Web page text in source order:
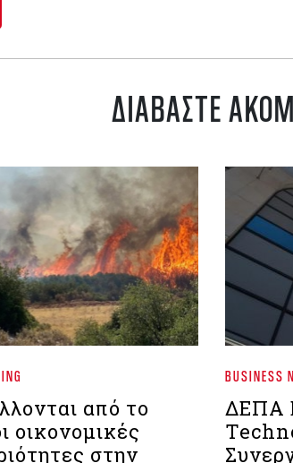
ΔΙΑΒΑΣΤΕ
από το
οικονομικές
στην
BUSINESS
ΔΕΠΑ